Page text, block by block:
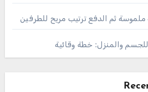
ثم الدفع ترتيب مريح للطرفين
والمنزل: خطة وقائية